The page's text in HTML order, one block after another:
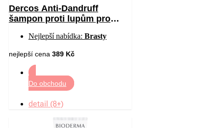
Dercos Anti-Dandruff
šampon proti lupům pro
Nejlepší nabídka: Brasty
nejlepší cena 389 Kč
Do obchodu
detail (8+)